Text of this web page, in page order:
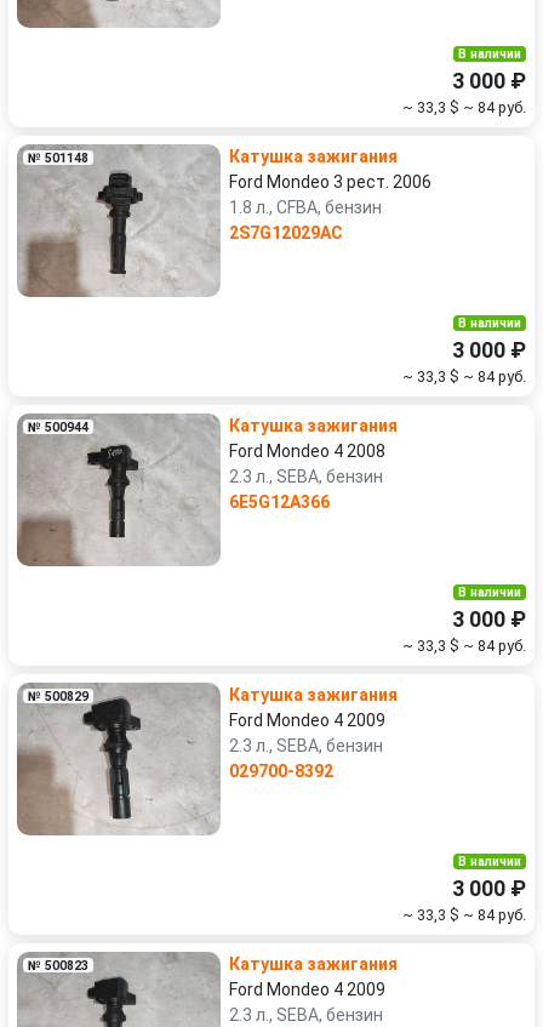
В наличии
3 000 ₽
~ 33,3 $ ~ 84 руб.
№ 501148
Катушка зажигания
Ford Mondeo 3 рест. 2006
1.8 л., CFBA, бензин
2S7G12029AC
В наличии
3 000 ₽
~ 33,3 $ ~ 84 руб.
№ 500944
Катушка зажигания
Ford Mondeo 4 2008
2.3 л., SEBA, бензин
6E5G12A366
В наличии
3 000 ₽
~ 33,3 $ ~ 84 руб.
№ 500829
Катушка зажигания
Ford Mondeo 4 2009
2.3 л., SEBA, бензин
029700-8392
В наличии
3 000 ₽
~ 33,3 $ ~ 84 руб.
№ 500823
Катушка зажигания
Ford Mondeo 4 2009
2.3 л., SEBA, бензин